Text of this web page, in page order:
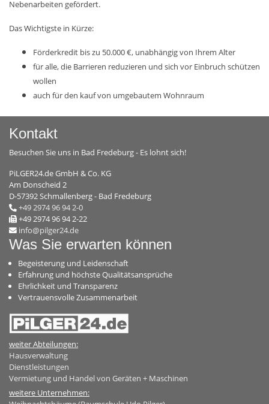
Nebenarbeiten gefördert.
Das Wichtigste in Kürze:
Förderkredit bis zu 50.000 €, unabhängig von Ihrem Alter
für alle, die Barrieren reduzieren und sich vor Einbruch schützen
wollen
auch für den kauf von umgebautem Wohnraum
Kontakt
Besuchen Sie uns in Bad Fredeburg - Es lohnt sich!
PiLGER24.de GmbH & Co. KG
Am Donscheid 2
D-57392 Schmallenberg - Bad Fredeburg
+49 2974 96 94 2-0
+49 2974 96 94 2-22
info@pilger24.de
Was Sie erwarten können
Begeisterung und Leidenschaft
Erfahrung und höchste Qualitätsansprüche
Ehrlichkeit und Transparenz
Vertrauensvolle Zusammenarbeit
weiter Abteilungen:
Hausverwaltung
Dienstleistungen
Vermietung und Handel von Geräten + Maschinen
weitere Unternehmen: